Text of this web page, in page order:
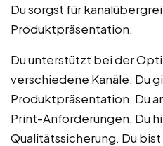
Du sorgst für
Produktpräsentation.
Du unterstützt bei der
verschiedene Kanäle. Du
Produktpräsentation. Du
Print-Anforderungen. Du
Qualitätssicherung. Du